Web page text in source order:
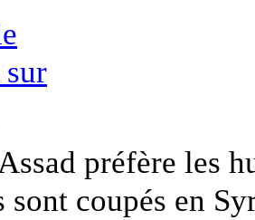
préfère les
sont coupés en